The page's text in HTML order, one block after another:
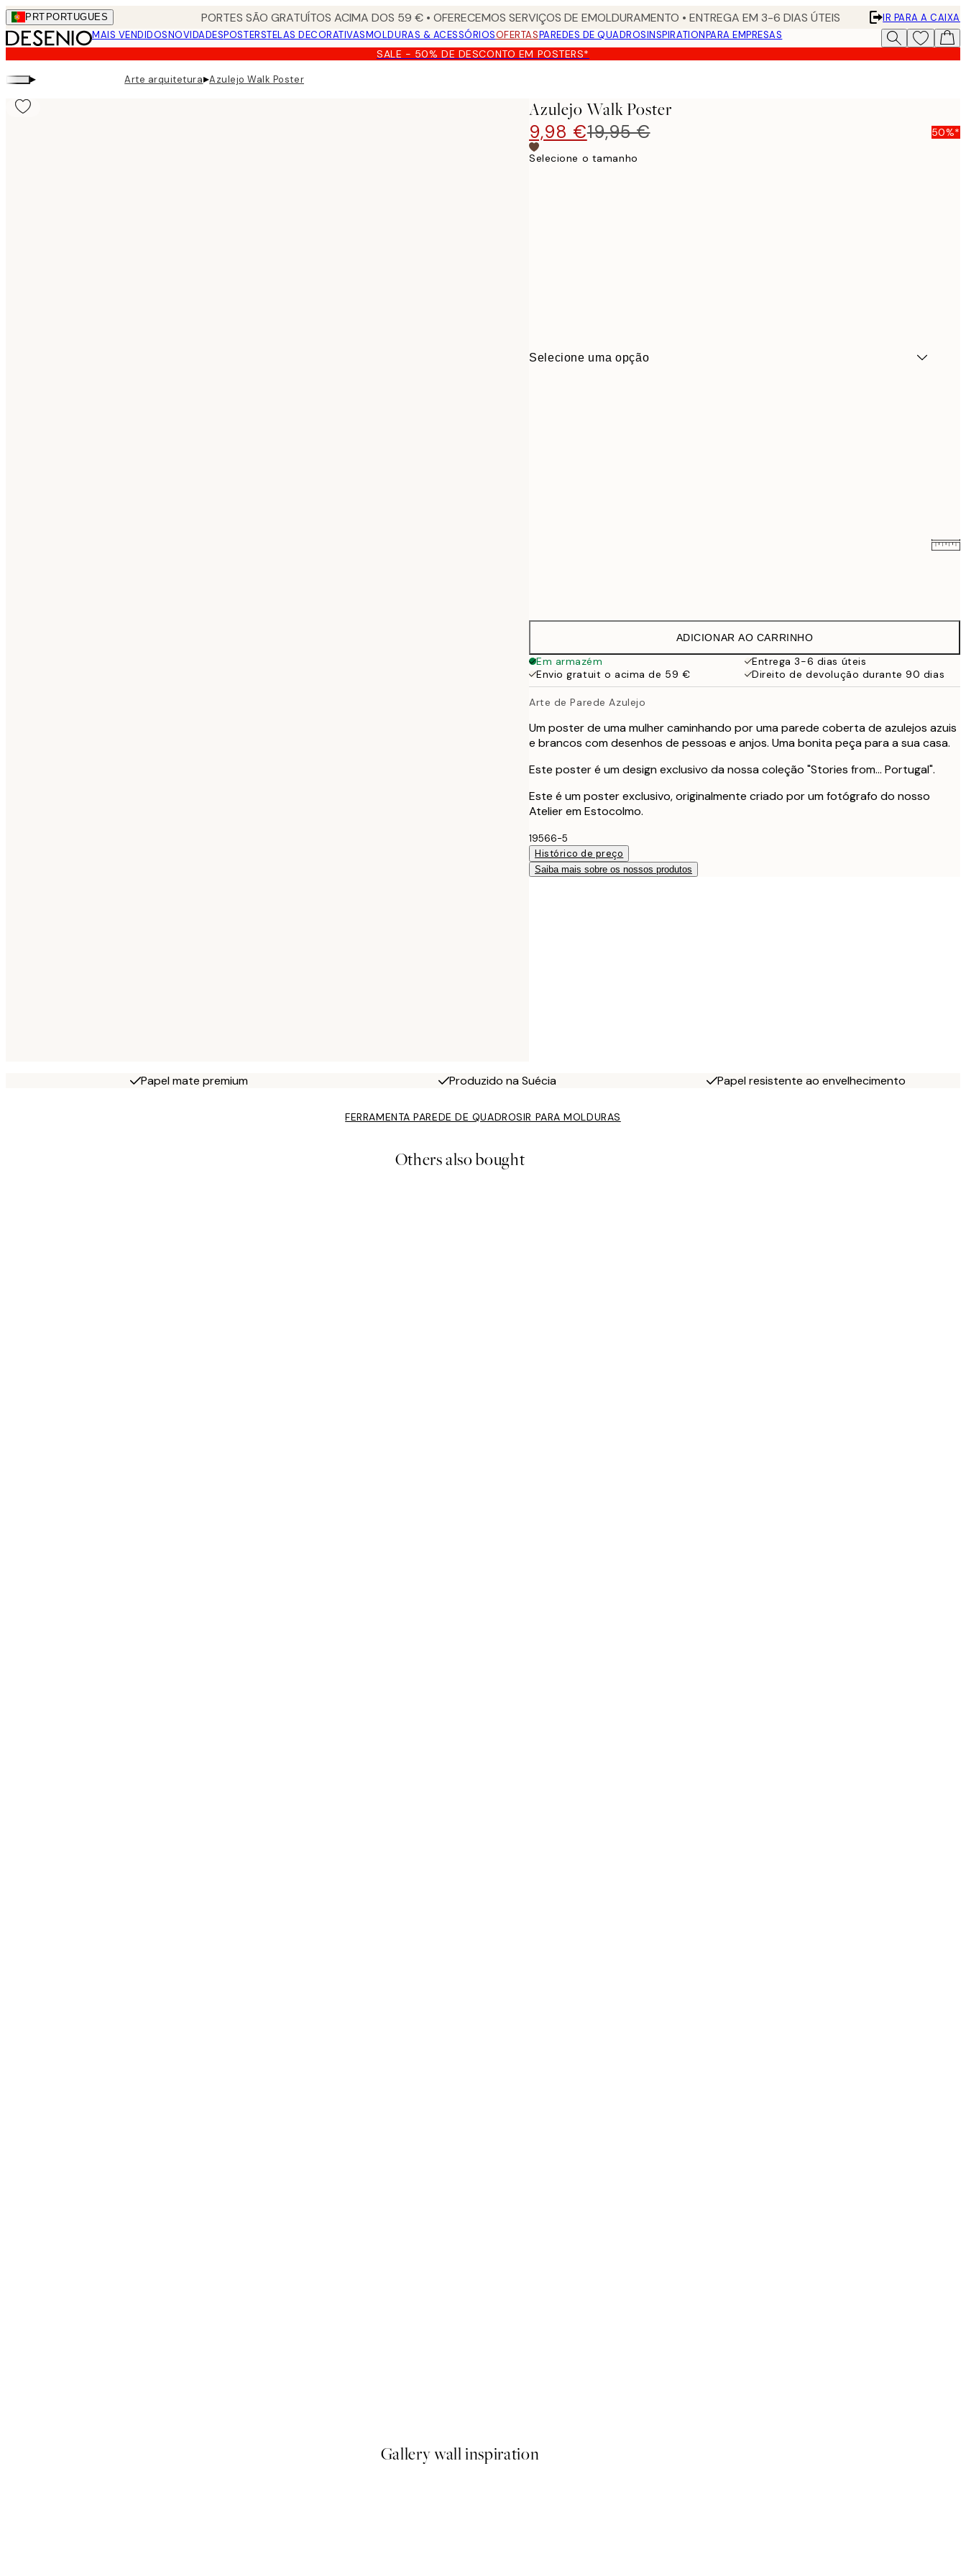
Skip
to
main
content.
PRT PORTUGUES PORTES SÃO GRATUÍTOS ACIMA DOS 59 € • OFERECEMOS SERVIÇOS DE EMOLDURAMENTO • ENTREGA EM 3-6 DIAS ÚTEIS
IR PARA A CAIXA
MAIS VENDIDOSNOVIDADESPOSTERSTELAS DECORATIVASMOLDURAS & ACESSÓRIOSOFERTASPAREDES DE QUADROSINSPIRATIONPARA EMPRESAS
SALE - 50% DE DESCONTO EM POSTERS*
▸ Arte arquitetura▸Azulejo Walk Poster
Azulejo Walk Poster
9,98 €19,95 € 50%*
Selecione o tamanho
Selecione uma opção
27,45 €
32,45 €
ADICIONAR AO CARRINHO
Em armazém
Entrega 3-6 dias úteis
Envio gratuit o acima de 59 €
Direito de devolução durante 90 dias
Arte de Parede Azulejo
Um poster de uma mulher caminhando por uma parede coberta de azulejos azuis
e brancos com desenhos de pessoas e anjos. Uma bonita peça para a sua casa.
Este poster é um design exclusivo da nossa coleção "Stories from... Portugal".
Este é um poster exclusivo, originalmente criado por um fotógrafo do nosso
Atelier em Estocolmo.
19566-5
Histórico de preço
Saiba mais sobre os nossos produtos
Papel mate premium Produzido na Suécia Papel resistente ao envelhecimento
FERRAMENTA PAREDE DE QUADROSIR PARA MOLDURAS
Others also bought
Gallery wall inspiration